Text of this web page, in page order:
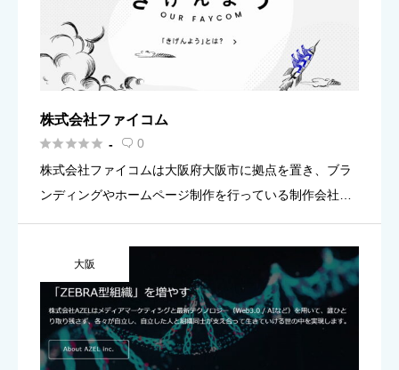
株式会社ファイコム
 -  0
株式会社ファイコムは大阪府大阪市に拠点を置き、ブラ
ンディングやホームページ制作を行っている制作会社で
大阪